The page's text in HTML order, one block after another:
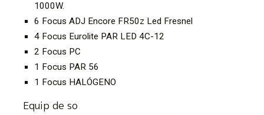
1000W.
6 Focus ADJ Encore FR50z Led Fresnel
4 Focus Eurolite PAR LED 4C-12
2 Focus PC
1 Focus PAR 56
1 Focus HALÓGENO
Equip de so